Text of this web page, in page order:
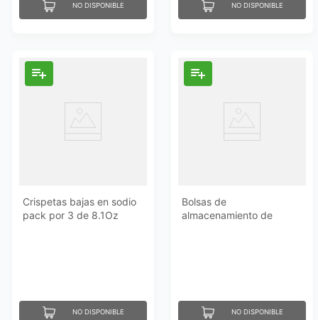
NO DISPONIBLE NO DISPONIBLE
Crispetas bajas en sodio
pack por 3 de 8.1Oz
NO DISPONIBLE
Bolsas de
almacenamiento de
NO DISPONIBLE